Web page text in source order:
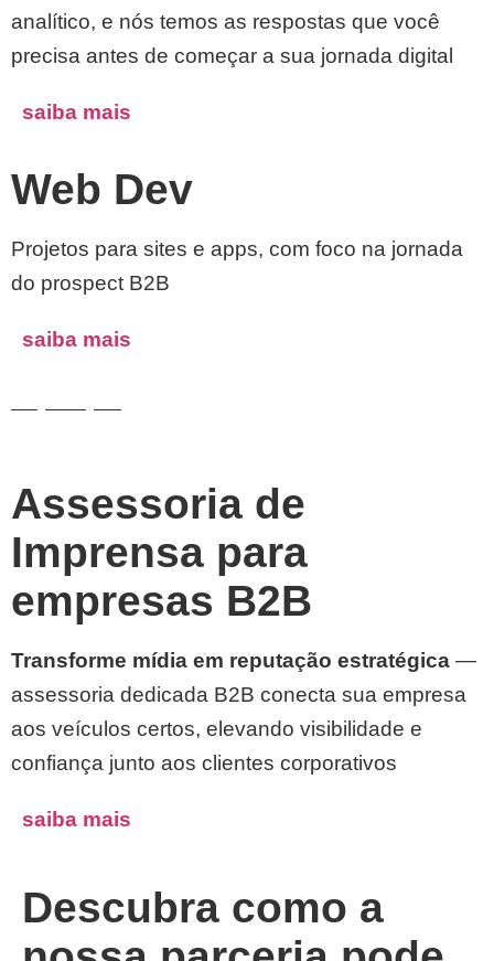
analítico, e nós temos as respostas que você
precisa antes de começar a sua jornada digital
saiba mais
Web Dev
Projetos para sites e apps, com foco na jornada
do prospect B2B
saiba mais
Assessoria de
Imprensa para
empresas B2B
Transforme mídia em reputação estratégica —
assessoria dedicada B2B conecta sua empresa
aos veículos certos, elevando visibilidade e
confiança junto aos clientes corporativos
saiba mais
Descubra como a